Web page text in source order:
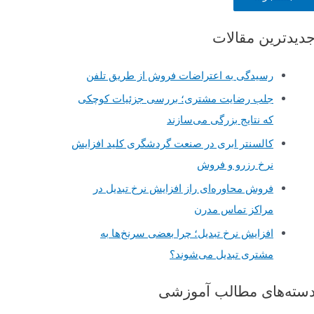
ج
جدیدترین مقالات
رسیدگی به اعتراضات فروش از طریق تلفن
جلب رضایت مشتری؛ بررسی جزئیات کوچکی
که نتایج بزرگی می‌سازند
کالسنتر ابری در صنعت گردشگری کلید افزایش
نرخ رزرو و فروش
فروش محاوره‌ای راز افزایش نرخ تبدیل در
مراکز تماس مدرن
افزایش نرخ تبدیل؛ چرا بعضی سرنخ‌ها به
مشتری تبدیل می‌شوند؟
دسته‌های مطالب آموزشی